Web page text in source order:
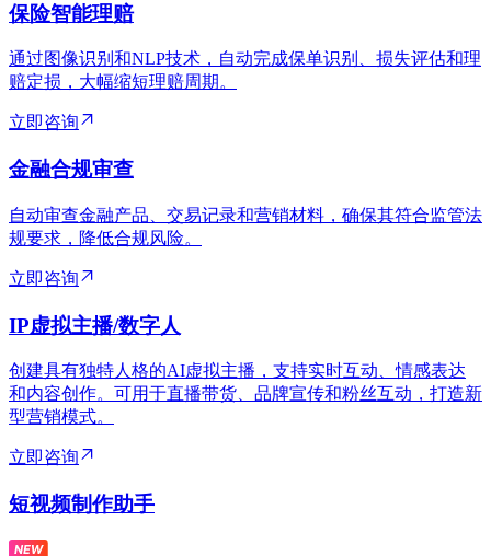
保险智能理赔
通过图像识别和NLP技术，自动完成保单识别、损失评估和理
赔定损，大幅缩短理赔周期。
立即咨询
金融合规审查
自动审查金融产品、交易记录和营销材料，确保其符合监管法
规要求，降低合规风险。
立即咨询
IP虚拟主播/数字人
创建具有独特人格的AI虚拟主播，支持实时互动、情感表达
和内容创作。可用于直播带货、品牌宣传和粉丝互动，打造新
型营销模式。
立即咨询
短视频制作助手